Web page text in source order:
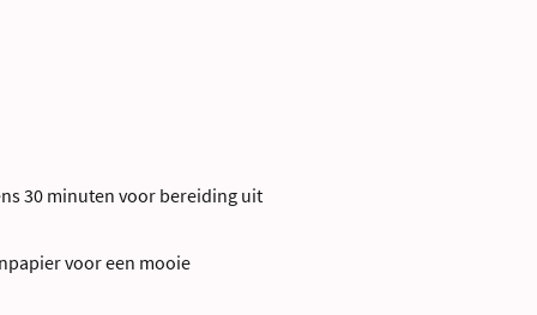
30 minuten voor bereiding uit
voor een mooie